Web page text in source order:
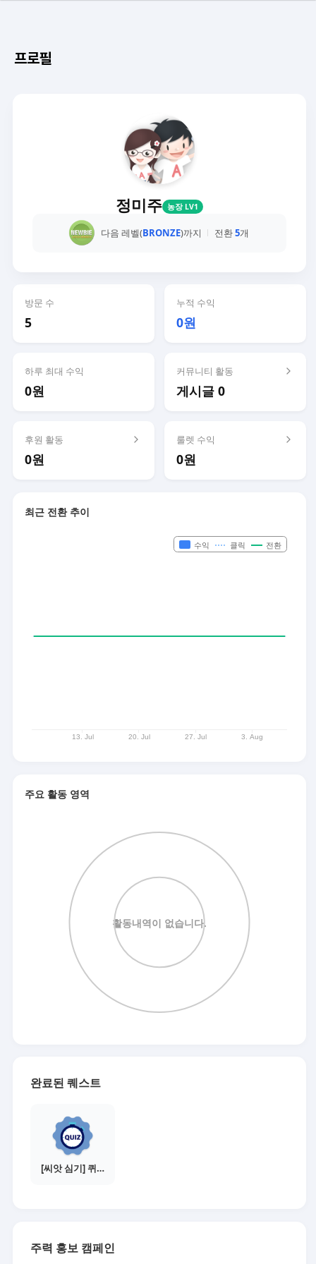
프로필
정미주 농장 LV1
다음 레벨(BRONZE)까지 전환5개
방문 수
5
누적 수익
0원
하루 최대 수익
0원
커뮤니티 활동
게시글 0
후원 활동
0원
룰렛 수익
0원
최근 전환 추이
주요 활동 영역
완료된 퀘스트
[씨앗 심기] 퀴즈 참여하기
주력 홍보 캠페인